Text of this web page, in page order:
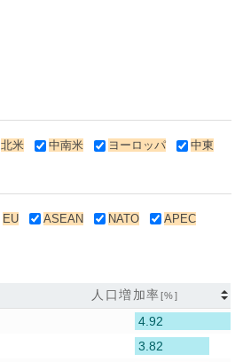
北米 中南米 ヨーロッパ
中東
EU ASEAN NATO
APEC
人口増加率[%]
4.92
3.82